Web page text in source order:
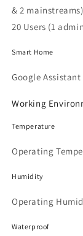
& 2 mainstreams)
20 Users (1
Smart Home
Google Assistant
Working
Temperature
Operating
Humidity
Operating
Waterproof